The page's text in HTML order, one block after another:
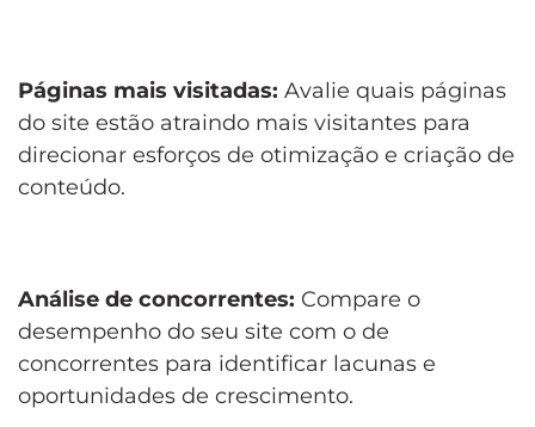
Páginas mais visitadas: Avalie quais páginas
do site estão atraindo mais visitantes para
direcionar esforços de otimização e criação de
conteúdo.
Análise de concorrentes: Compare o
desempenho do seu site com o de
concorrentes para identificar lacunas e
oportunidades de crescimento.